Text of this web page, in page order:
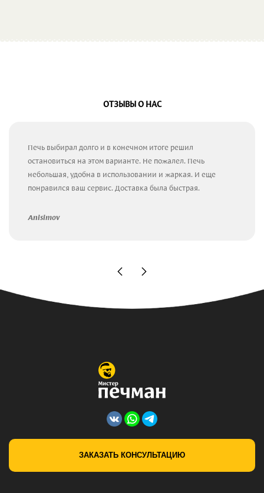
ОТЗЫВЫ О НАС
Печь выбирал долго и в конечном итоге решил
остановиться на этом варианте. Не пожалел. Печь
небольшая, удобна в использовании и жаркая. И еще
понравился ваш сервис. Доставка была быстрая.
Anisimov
ЗАКАЗАТЬ КОНСУЛЬТАЦИЮ